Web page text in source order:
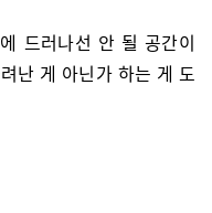
드러나선 안 될 공간이
난 게 아닌가 하는 게 도